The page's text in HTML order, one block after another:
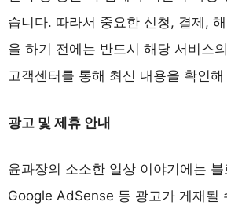
습니다. 따라서 중요한 신청, 결제,
을 하기 전에는 반드시 해당 서비스
고객센터를 통해 최신 내용을 확인
광고 및 제휴 안내
윤과장의 소소한 일상 이야기에는
Google AdSense 등 광고가 게재될